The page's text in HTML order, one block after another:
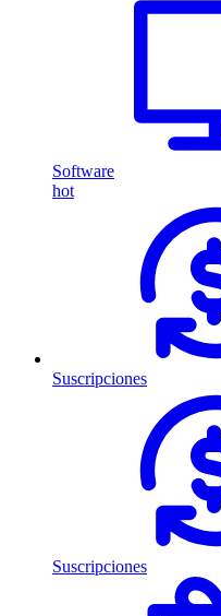
Software
hot
Suscripciones
Suscripciones